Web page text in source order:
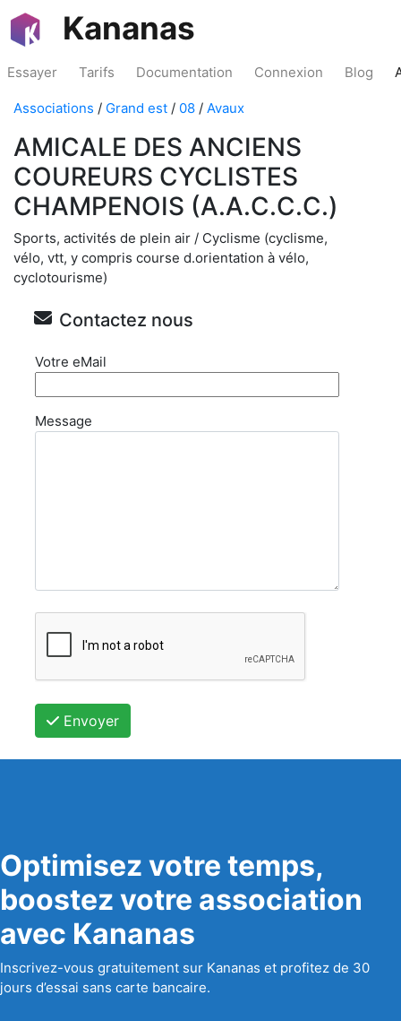
Kananas
Essayer Tarifs Documentation Connexion Blog
Associations / Grand est / 08 / Avaux
AMICALE DES ANCIENS
COUREURS CYCLISTES
CHAMPENOIS (A.A.C.C.C.)
Sports, activités de plein air / Cyclisme (cyclisme,
vélo, vtt, y compris course d.orientation à vélo,
cyclotourisme)
Contactez nous
Votre eMail
Message
Envoyer
Optimisez votre temps,
boostez votre association
avec Kananas
Inscrivez-vous gratuitement sur Kananas et profitez de 30
jours d’essai sans carte bancaire.